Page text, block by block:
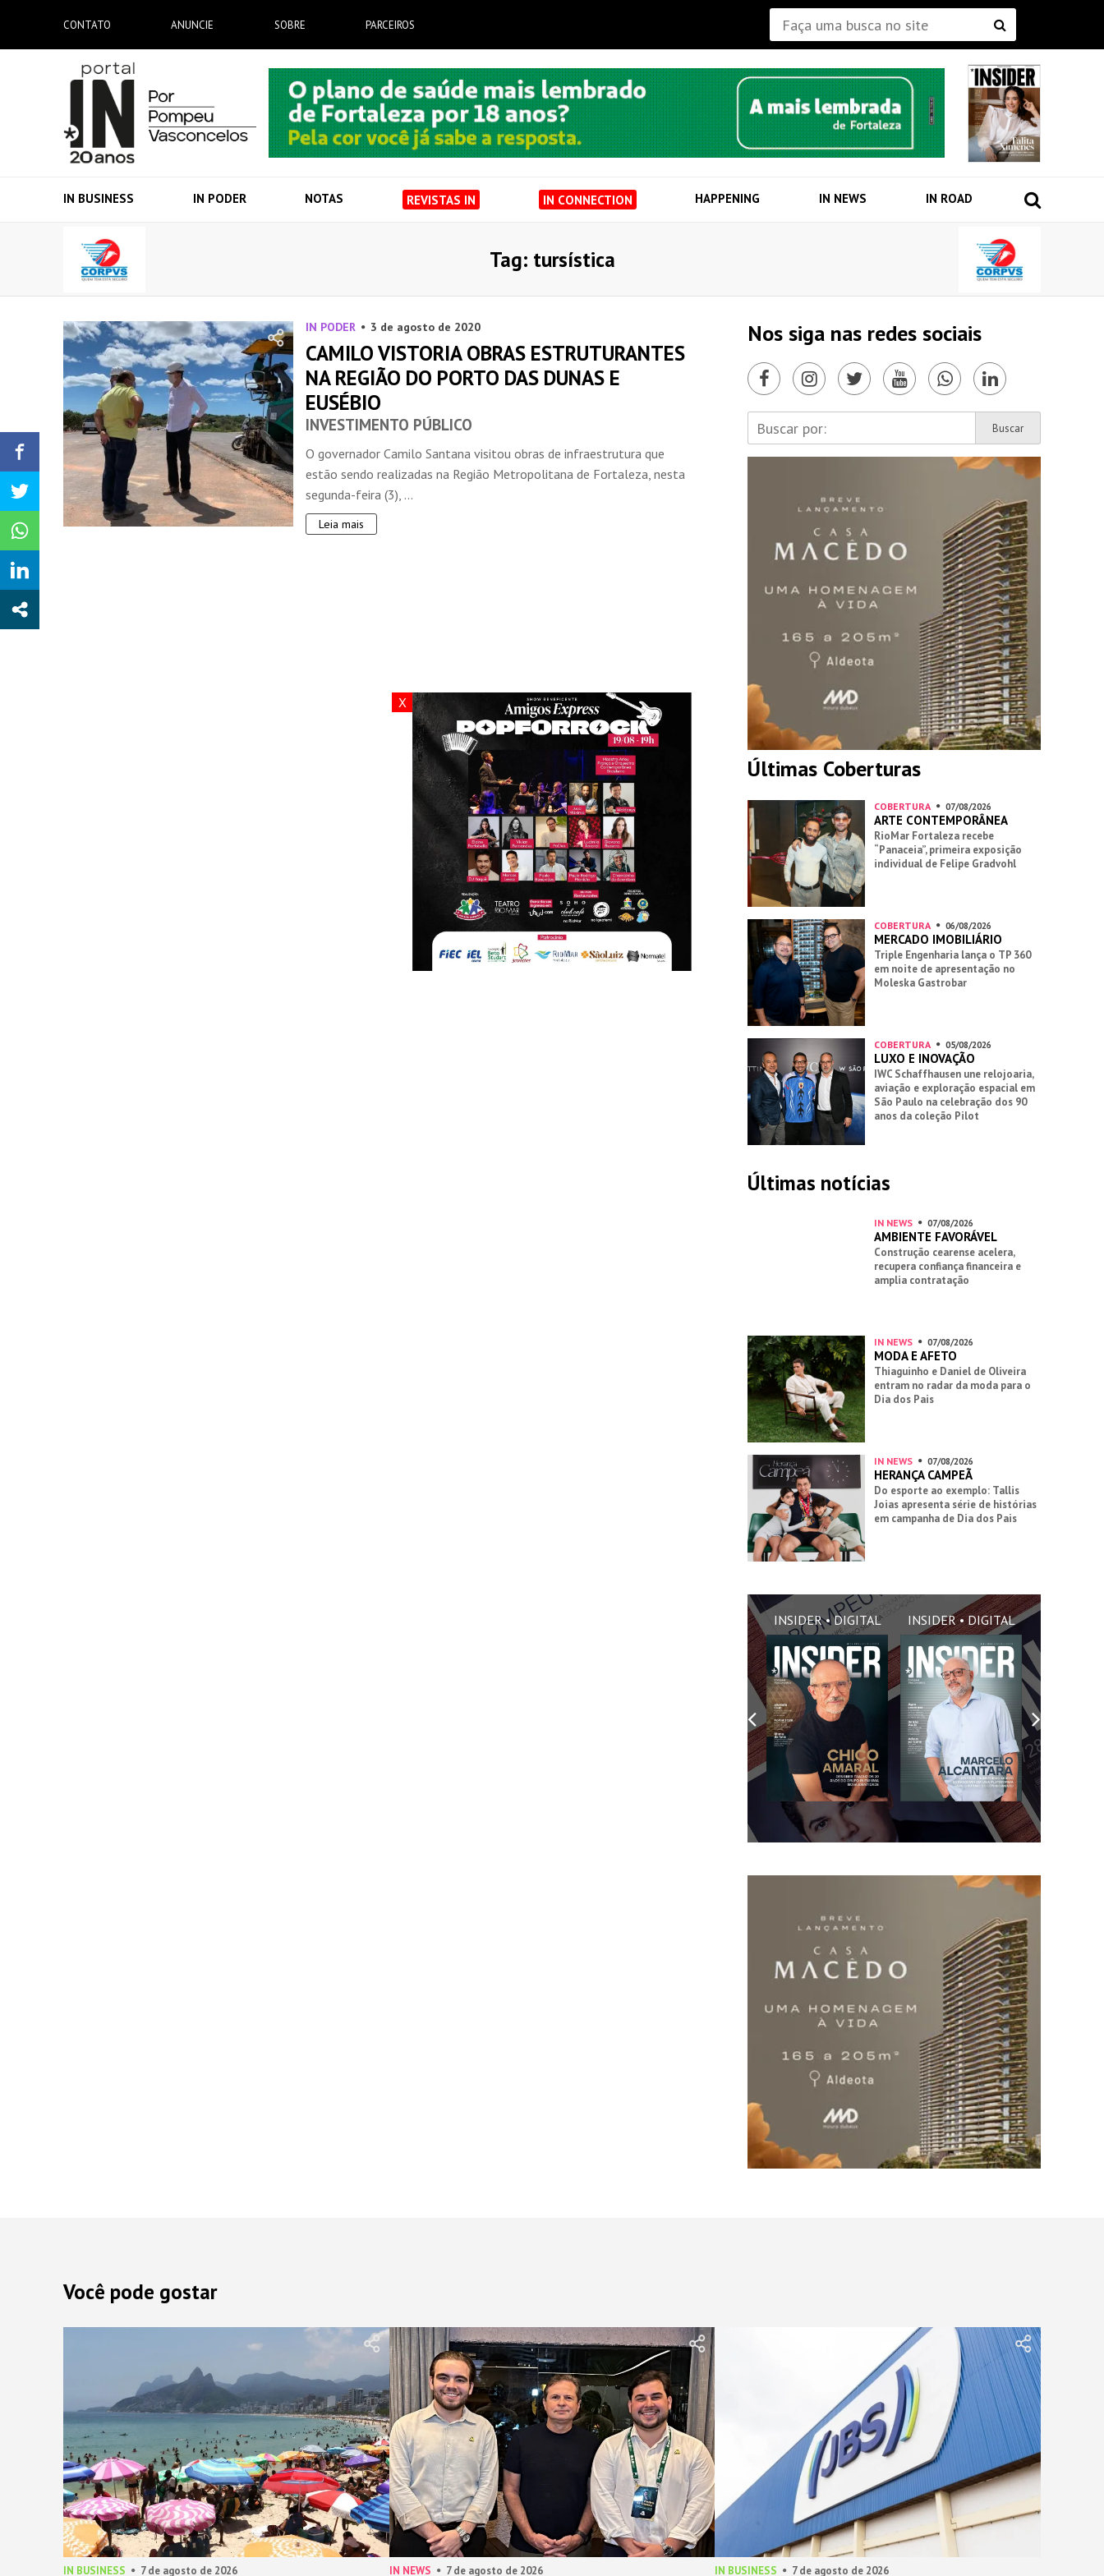
CONTATO ANUNCIE SOBRE PARCEIROS
IN BUSINESS IN PODER NOTAS REVISTAS IN IN CONNECTION HAPPENING IN NEWS IN ROAD
Tag: tursística
IN PODER 3 de agosto de 2020
CAMILO VISTORIA OBRAS ESTRUTURANTES
NA REGIÃO DO PORTO DAS DUNAS E
EUSÉBIO
INVESTIMENTO PÚBLICO
O governador Camilo Santana visitou obras de infraestrutura que
estão sendo realizadas na Região Metropolitana de Fortaleza, nesta
segunda-feira (3), ...
Leia mais
Nos siga nas redes sociais
Últimas Coberturas
COBERTURA 07/08/2026
ARTE CONTEMPORÂNEA
RioMar Fortaleza recebe
“Panaceia”, primeira exposição
individual de Felipe Gradvohl
COBERTURA 06/08/2026
MERCADO IMOBILIÁRIO
Triple Engenharia lança o TP 360
em noite de apresentação no
Moleska Gastrobar
COBERTURA 05/08/2026
LUXO E INOVAÇÃO
IWC Schaffhausen une relojoaria,
aviação e exploração espacial em
São Paulo na celebração dos 90
anos da coleção Pilot
Últimas notícias
IN NEWS 07/08/2026
AMBIENTE FAVORÁVEL
Construção cearense acelera,
recupera confiança financeira e
amplia contratação
IN NEWS 07/08/2026
MODA E AFETO
Thiaguinho e Daniel de Oliveira
entram no radar da moda para o
Dia dos Pais
IN NEWS 07/08/2026
HERANÇA CAMPEÃ
Do esporte ao exemplo: Tallis
Joias apresenta série de histórias
em campanha de Dia dos Pais
INSIDER • DIGITAL INSIDER • DIGITAL
Você pode gostar
IN BUSINESS 7 de agosto de 2026 IN NEWS 7 de agosto de 2026 IN BUSINESS 7 de agosto de 2026
X